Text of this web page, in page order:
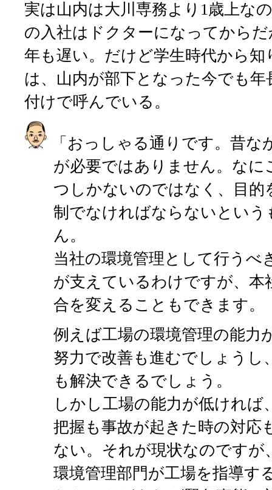
実は山内は大川専務より1歳上な
の入社はドクターになってから
年も遅い。だけど学生時代から知
は、山内が部下となった今でも
付けで呼んでいる。
「おっしゃる通りです。昔な
が必要ではありません。なに
つしかないのではなく、目的
制でなければならないとい
ん。
当社の環境管理として行うべ
が支えているわけですが、本
合を変えることもできます。
例えば工場の環境管理の能力
努力で改善も進むでしょうし
も解決できるでしょう。
しかし工場の能力が低ければ
把握も事故が起きた時の対応
ない。それが現状なのですが
環境管理部門が工場を指導す